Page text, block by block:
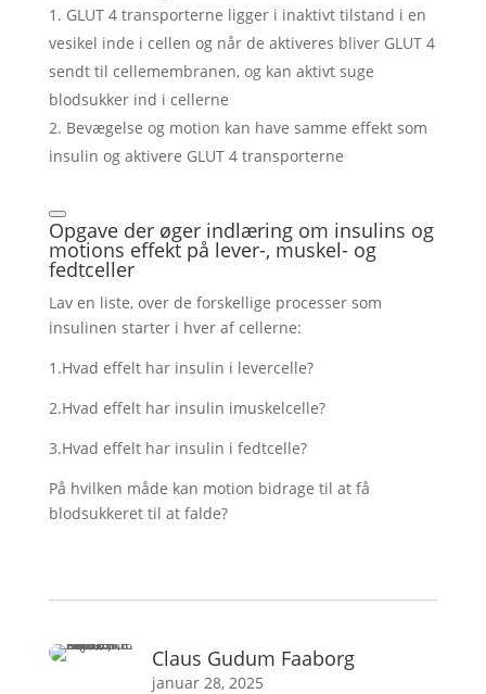
GLUT 4 transporterne ligger i inaktivt tilstand i en
vesikel inde i cellen og når de aktiveres bliver GLUT 4
sendt til cellemembranen, og kan aktivt suge
blodsukker ind i cellerne
Bevægelse og motion kan have samme effekt som
insulin og aktivere GLUT 4 transporterne
Opgave der øger indlæring om insulins og
motions effekt på lever-, muskel- og
fedtceller
Lav en liste, over de forskellige processer som
insulinen starter i hver af cellerne:
1.Hvad effelt har insulin i levercelle?
2.Hvad effelt har insulin imuskelcelle?
3.Hvad effelt har insulin i fedtcelle?
På hvilken måde kan motion bidrage til at få
blodsukkeret til at falde?
Claus Gudum Faaborg
januar 28, 2025